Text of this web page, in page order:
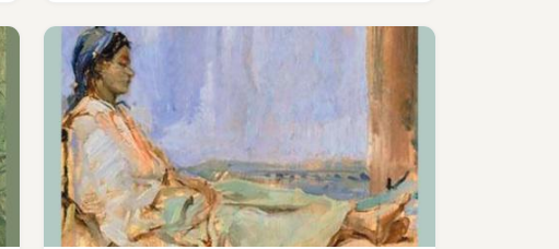
processo all'inte...